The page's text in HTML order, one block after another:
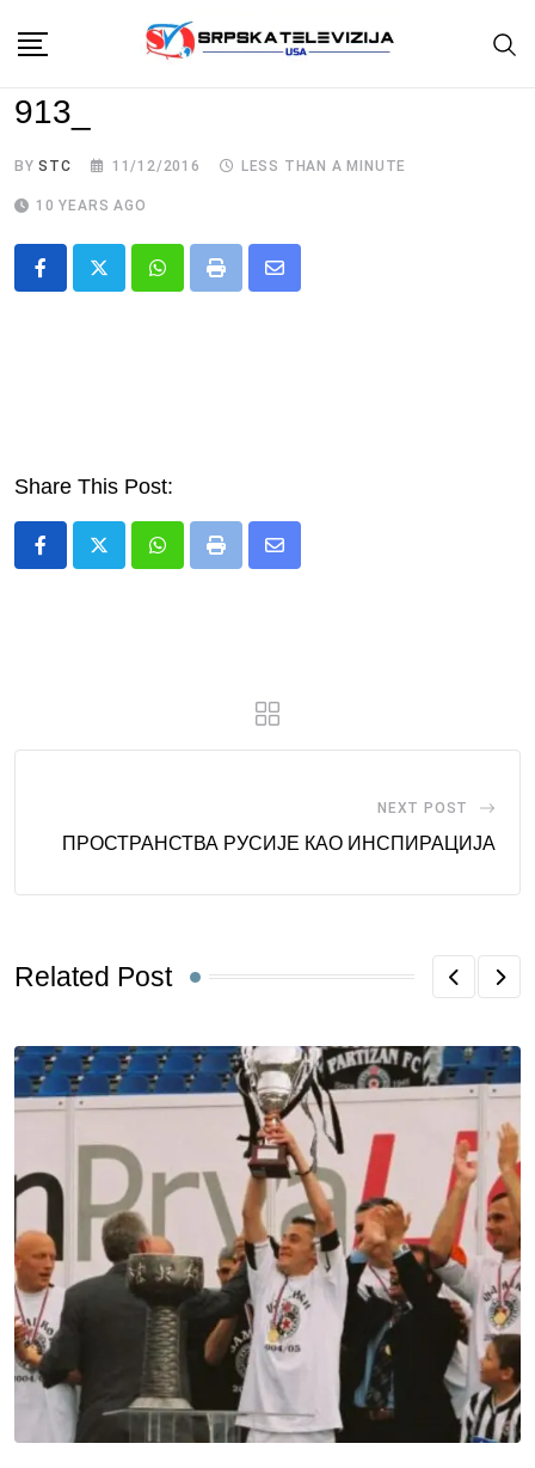
content
913_
BYSTC 11/12/2016 LESS THAN A MINUTE
10 YEARS AGO
Whatsapp
Print
Share
Share This Post:
Whatsapp
Print
Share
NEXT POST
ПРОСТРАНСТВА РУСИЈЕ КАО ИНСПИРАЦИЈА
Related Post